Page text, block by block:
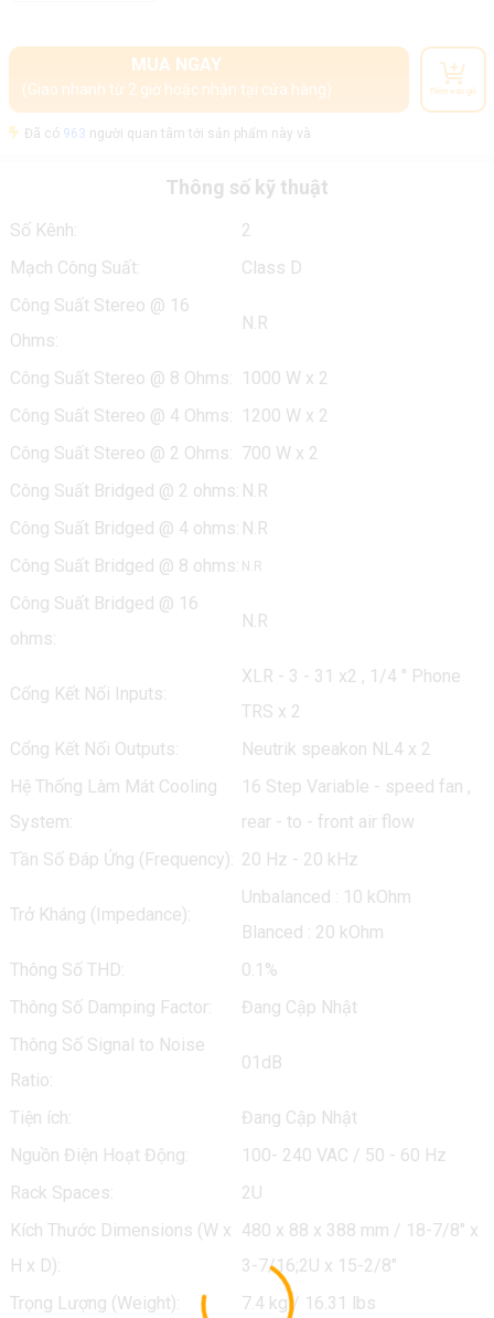
MUA NGAY
(Giao nhanh từ 2 giờ hoặc nhận tại cửa hàng) Thêm vào giỏ
Đã có 963 người quan tâm tới sản phẩm này và
Thông số kỹ thuật
Số Kênh:
2
Mạch Công Suất:
Class D
Công Suất Stereo @ 16
Ohms:
N.R
Công Suất Stereo @ 8 Ohms:
1000 W x 2
Công Suất Stereo @ 4 Ohms:
1200 W x 2
Công Suất Stereo @ 2 Ohms: 700 W x 2
Công Suất Bridged @ 2 ohms: N.R
Công Suất Bridged @ 4 ohms: N.R
Công Suất Bridged @ 8 ohms: N.R
Công Suất Bridged @ 16
ohms:
N.R
Cổng Kết Nối Inputs:
XLR - 3 - 31 x2 , 1/4 " Phone
TRS x 2
Cổng Kết Nối Outputs:
Neutrik speakon NL4 x 2
Hệ Thống Làm Mát Cooling
System:
16 Step Variable - speed fan ,
rear - to - front air flow
Tần Số Đáp Ứng (Frequency): 20 Hz - 20 kHz
Trở Kháng (Impedance):
Unbalanced : 10 kOhm
Blanced : 20 kOhm
Thông Số THD:
0.1%
Thông Số Damping Factor:
Đang Cập Nhật
Thông Số Signal to Noise
Ratio:
01dB
Tiện ích:
Đang Cập Nhật
Nguồn Điện Hoạt Động:
100- 240 VAC / 50 - 60 Hz
Rack Spaces:
2U
Kích Thước Dimensions (W x
H x D):
480 x 88 x 388 mm / 18-7/8" x
3-7/16;2U x 15-2/8"
Trọng Lượng (Weight):
7.4 kg / 16.31 lbs